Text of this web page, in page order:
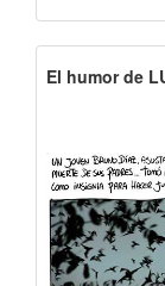
El humor de